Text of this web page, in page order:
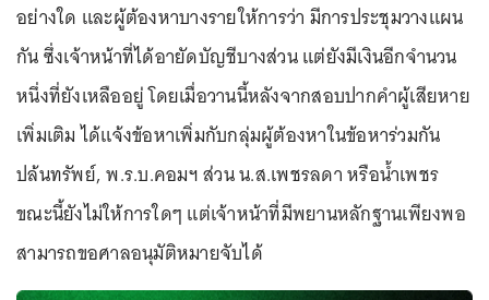
อย่างใด และผู้ต้องหาบางรายให้การว่า มีการประชุมวางแผน
กัน ซึ่งเจ้าหน้าที่ได้อายัดบัญชีบางส่วน แต่ยังมีเงินอีกจำนวน
หนึ่งที่ยังเหลืออยู่ โดยเมื่อวานนี้หลังจากสอบปากคำผู้เสียหาย
เพิ่มเติม ได้แจ้งข้อหาเพิ่มกับกลุ่มผู้ต้องหาในข้อหาร่วมกัน
ปล้นทรัพย์, พ.ร.บ.คอมฯ ส่วน น.ส.เพชรลดา หรือน้ำเพชร
ขณะนี้ยังไม่ให้การใดๆ แต่เจ้าหน้าที่มีพยานหลักฐานเพียงพอ
สามารถขอศาลอนุมัติหมายจับได้